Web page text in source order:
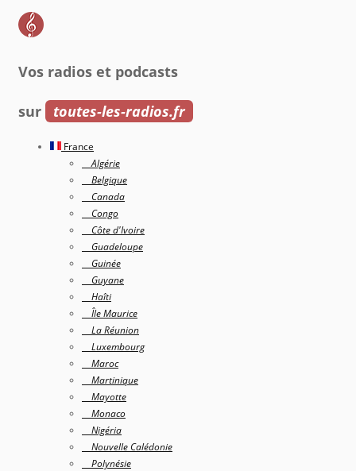
Vos radios et podcasts
sur toutes-les-radios.fr
France
Algérie
Belgique
Canada
Congo
Côte d'Ivoire
Guadeloupe
Guinée
Guyane
Haîti
Île Maurice
La Réunion
Luxembourg
Maroc
Martinique
Mayotte
Monaco
Nigéria
Nouvelle Calédonie
Polynésie